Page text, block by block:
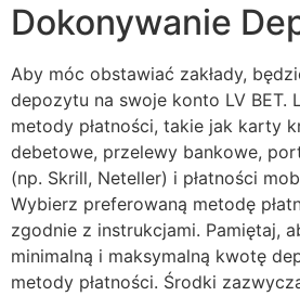
Dokonywanie
Aby móc obstawiać zakłady,
depozytu na swoje konto LV BET.
metody płatności, takie jak karty
debetowe, przelewy bankowe,
(np. Skrill, Neteller) i płatności
Wybierz preferowaną metodę
zgodnie z instrukcjami. Pamiętaj,
minimalną i maksymalną kwotę
metody płatności. Środki